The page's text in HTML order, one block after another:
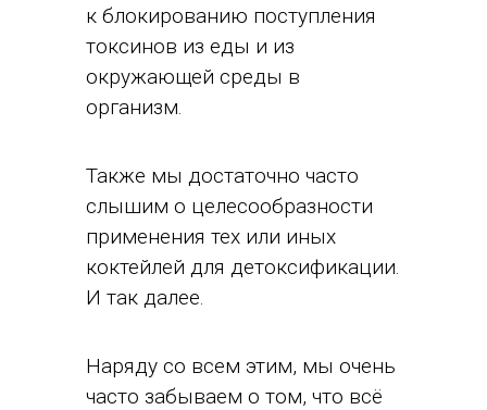
к блокированию поступления
токсинов из еды и из
окружающей среды в
организм.
Также мы достаточно часто
слышим о целесообразности
применения тех или иных
коктейлей для детоксификации.
И так далее.
Наряду со всем этим, мы очень
часто забываем о том, что всё